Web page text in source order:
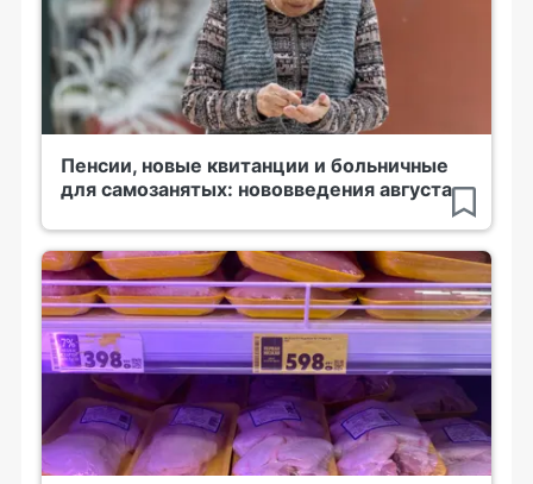
Пенсии, новые квитанции и больничные
для самозанятых: нововведения августа